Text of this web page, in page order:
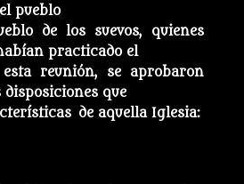
pueblo
de los suevos, quienes
practicado el
reunión, se aprobaron
que
de aquella Iglesia: